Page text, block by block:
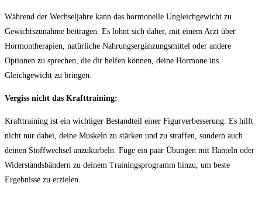
Während der Wechseljahre kann das hormonelle Ungleichgewicht⁣ zu
Gewichtszunahme beitragen. Es lohnt sich daher, mit einem Arzt über
Hormontherapien, natürliche Nahrungsergänzungsmittel oder andere
Optionen zu sprechen, die dir​ helfen ‌können, deine Hormone ins
Gleichgewicht zu bringen.
Vergiss nicht das Krafttraining:
Krafttraining ⁤ist ⁣ein wichtiger Bestandteil einer ​Figurverbesserung. Es hilft
nicht nur dabei, deine Muskeln zu stärken und zu straffen, sondern auch
deinen Stoffwechsel⁤ anzukurbeln. Füge ein paar Übungen mit Hanteln oder
Widerstandsbändern zu ⁤deinem Trainingsprogramm ‌hinzu, um beste
Ergebnisse zu erzielen.